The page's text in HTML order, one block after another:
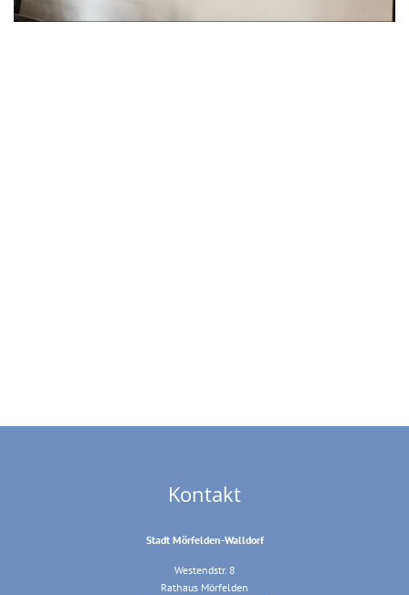
Kontakt
Stadt Mörfelden-Walldorf
Westendstr. 8
Rathaus Mörfelden